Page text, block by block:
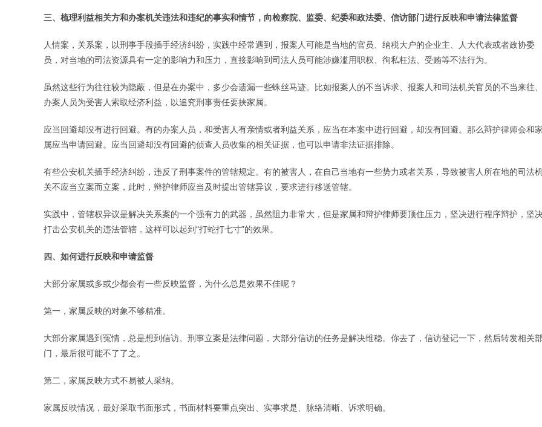
三、梳理利益相关方和办案机关违法和违纪的事实和情节，向检察院、监委、纪委和政法委、信访部门进行反映和申请法律监督
人情案，关系案，以刑事手段插手经济纠纷，实践中经常遇到，报案人可能是当地的官员、纳税大户的企业主、人大代表或者政协委
员，对当地的司法资源具有一定的影响力和压力，直接影响到司法人员可能涉嫌滥用职权、徇私枉法、受贿等不法行为。
虽然这些行为往往较为隐蔽，但是在办案中，多少会遗漏一些蛛丝马迹。比如报案人的不当诉求、报案人和司法机关官员的不当来往、
办案人员为受害人索取经济利益，以追究刑事责任要挟家属。
应当回避却没有进行回避。有的办案人员，和受害人有亲情或者利益关系，应当在本案中进行回避，却没有回避。那么辩护律师会和家
属应当申请回避。应当回避却没有回避的侦查人员收集的相关证据，也可以申请非法证据排除。
有些公安机关插手经济纠纷，违反了刑事案件的管辖规定。有的被害人，在自己当地有一些势力或者关系，导致被害人所在地的司法
关不应当立案而立案，此时，辩护律师应当及时提出管辖异议，要求进行移送管辖。
实践中，管辖权异议是解决关系案的一个强有力的武器，虽然阻力非常大，但是家属和辩护律师要顶住压力，坚决进行程序辩护，坚
打击公安机关的违法管辖，这样可以起到“打蛇打七寸”的效果。
四、如何进行反映和申请监督
大部分家属或多或少都会有一些反映监督，为什么总是效果不佳呢？
第一，家属反映的对象不够精准。
大部分家属遇到冤情，总是想到信访。刑事立案是法律问题，大部分信访的任务是解决维稳。你去了，信访登记一下，然后转发相关部
门，最后很可能不了了之。
第二，家属反映方式不易被人采纳。
家属反映情况，最好采取书面形式，书面材料要重点突出、实事求是、脉络清晰、诉求明确。